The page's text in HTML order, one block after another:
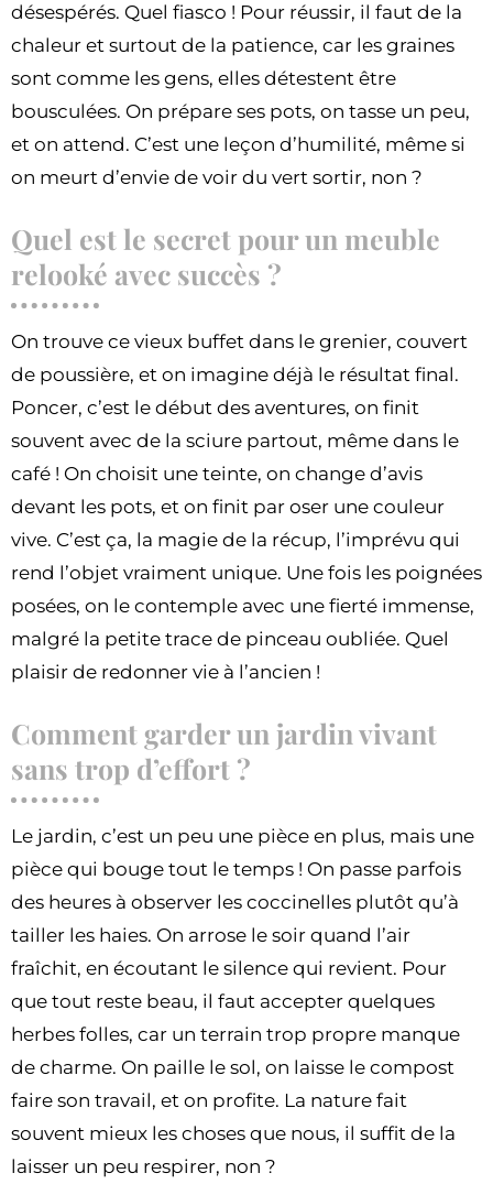
désespérés. Quel fiasco ! Pour réussir, il faut de la
chaleur et surtout de la patience, car les graines
sont comme les gens, elles détestent être
bousculées. On prépare ses pots, on tasse un peu,
et on attend. C’est une leçon d’humilité, même si
on meurt d’envie de voir du vert sortir, non ?
Quel est le secret pour un meuble
relooké avec succès ?
On trouve ce vieux buffet dans le grenier, couvert
de poussière, et on imagine déjà le résultat final.
Poncer, c’est le début des aventures, on finit
souvent avec de la sciure partout, même dans le
café ! On choisit une teinte, on change d’avis
devant les pots, et on finit par oser une couleur
vive. C’est ça, la magie de la récup, l’imprévu qui
rend l’objet vraiment unique. Une fois les poignées
posées, on le contemple avec une fierté immense,
malgré la petite trace de pinceau oubliée. Quel
plaisir de redonner vie à l’ancien !
Comment garder un jardin vivant
sans trop d’effort ?
Le jardin, c’est un peu une pièce en plus, mais une
pièce qui bouge tout le temps ! On passe parfois
des heures à observer les coccinelles plutôt qu’à
tailler les haies. On arrose le soir quand l’air
fraîchit, en écoutant le silence qui revient. Pour
que tout reste beau, il faut accepter quelques
herbes folles, car un terrain trop propre manque
de charme. On paille le sol, on laisse le compost
faire son travail, et on profite. La nature fait
souvent mieux les choses que nous, il suffit de la
laisser un peu respirer, non ?